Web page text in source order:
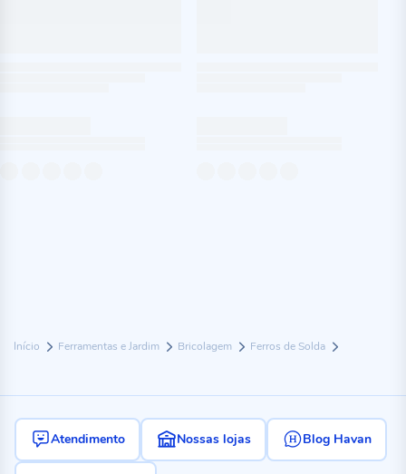
Início Ferramentas e Jardim Bricolagem Ferros de Solda
Atendimento Nossas lojas Blog Havan